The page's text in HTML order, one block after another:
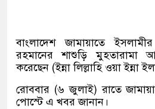
বাংলাদেশ জামায়াতে
রহমানের শাশুড়ি মুহতারামা
করেছেন (ইন্না লিল্লাহি ওয়া ইন্না
রোববার (৬ জুলাই) রাতে
পোস্টে এ খবর জানান।